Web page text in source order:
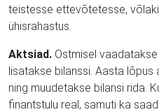
teistesse ettevõtetesse,
ühisrahastus.
Aktsiad. Ostmisel
lisatakse bilanssi. Aasta
ning muudetakse bilansi rida.
finantstulu real, samuti ka